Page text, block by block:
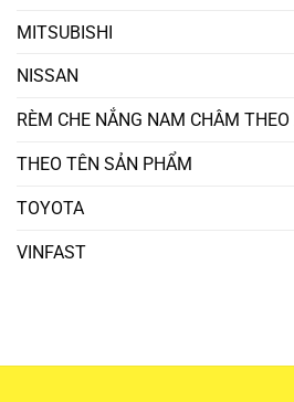
MITSUBISHI
NISSAN
RÈM CHE NẮNG NAM CHÂM THEO
THEO TÊN SẢN PHẨM
TOYOTA
VINFAST